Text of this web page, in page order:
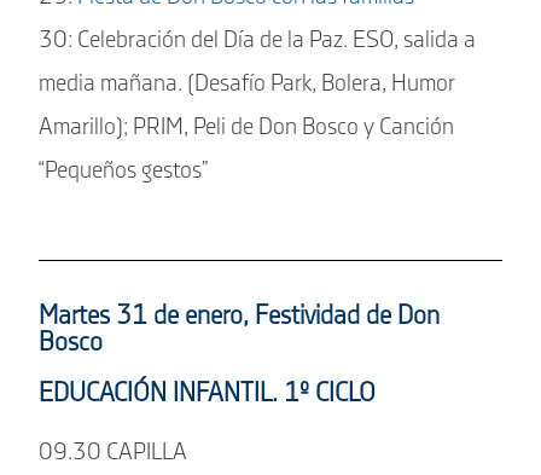
30: Celebración del Día de la Paz. ESO, salida a
media mañana. (Desafío Park, Bolera, Humor
Amarillo); PRIM, Peli de Don Bosco y Canción
“Pequeños gestos”
Martes 31 de enero, Festividad de Don
Bosco
EDUCACIÓN INFANTIL. 1º CICLO
09.30 CAPILLA